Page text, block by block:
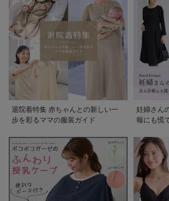
退院着特集 赤ちゃんとの新しい一
歩を彩るママの服装ガイド
妊婦さん
報にも慌